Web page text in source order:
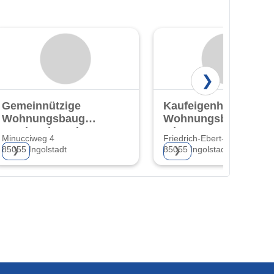
Gemeinnützige
Wohnungsbaugesellschaft
Ingolstadt GmbH
Minucciweg 4
85055 Ingolstadt
❯
Kaufeigenheime
mbH
Friedrich-Ebert-Str. 36
85055 Ingolstadt
❯
❯